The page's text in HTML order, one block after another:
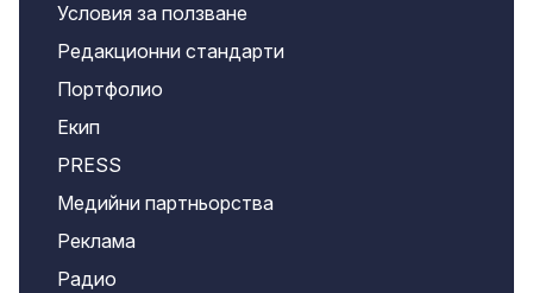
Условия за ползване
Редакционни стандарти
Портфолио
Екип
PRESS
Медийни партньорства
Реклама
Радио